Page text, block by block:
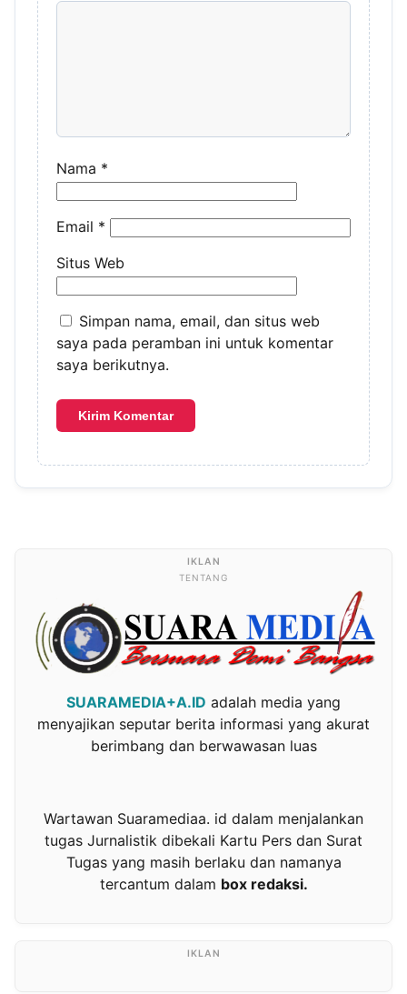
Nama *
Email *
Situs Web
Simpan nama, email, dan situs web
saya pada peramban ini untuk komentar
saya berikutnya.
TENTANG
SUARAMEDIA+A.ID adalah media yang
menyajikan seputar berita informasi yang akurat
berimbang dan berwawasan luas
Wartawan Suaramediaa. id dalam menjalankan
tugas Jurnalistik dibekali Kartu Pers dan Surat
Tugas yang masih berlaku dan namanya
tercantum dalam box redaksi.